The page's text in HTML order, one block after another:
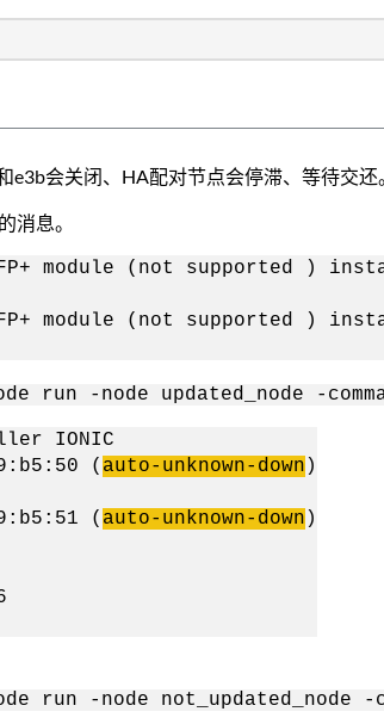
会关闭、HA配对节点会停滞、等待交还
消息。
module (not supported )
module (not supported )
run -node updated_node -
IONIC
( auto-unknown-down )
( auto-unknown-down )
run -node not_updated_node -